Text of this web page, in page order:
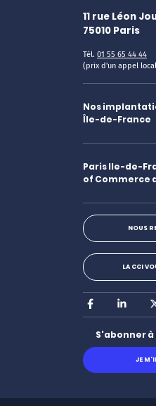
11 rue Léon
75010 Paris
Tél. 01 55 65 44 44
(prix d'un appel
Nos
Île-de-France
Paris Ile-de-
of Commerce
NOUS
LA CCI
Facebook
S'abonner
JE